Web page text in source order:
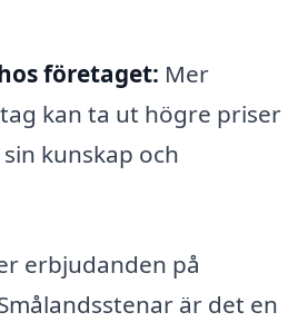
företaget: Mer
kan ta ut högre priser
kunskap och
erbjudanden på
är det en